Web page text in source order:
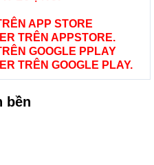
APP STORE
TRÊN APPSTORE.
GOOGLE PPLAY
TRÊN GOOGLE PLAY.
bền